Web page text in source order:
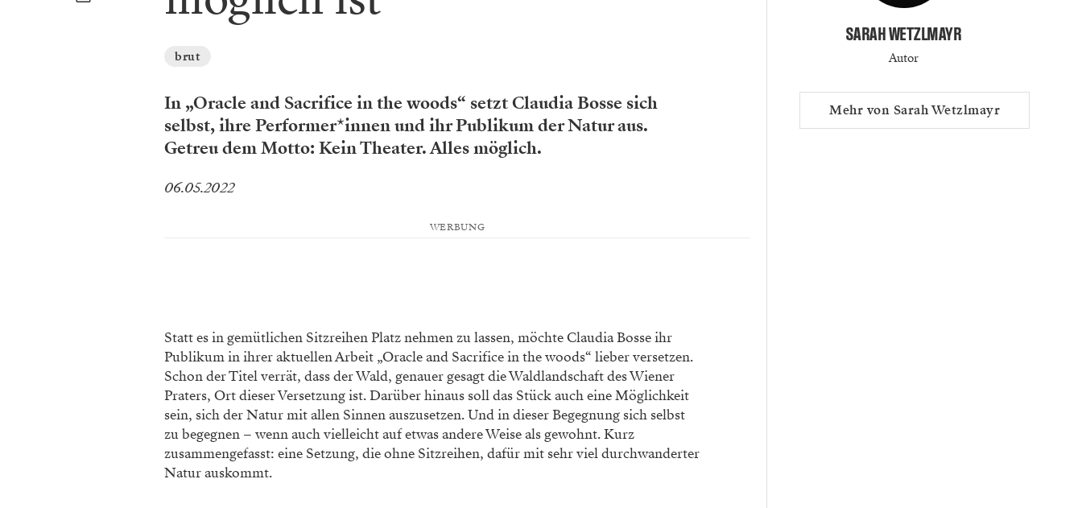
brut
In „Oracle and Sacrifice in the woods“ setzt Claudia Bosse sich
selbst, ihre Performer*innen und ihr Publikum der Natur aus.
Getreu dem Motto: Kein Theater. Alles möglich.
06.05.2022
WERBUNG
Statt es in gemütlichen Sitzreihen Platz nehmen zu lassen, möchte Claudia Bosse ihr
Publikum in ihrer aktuellen Arbeit „Oracle and Sacrifice in the woods“ lieber versetzen.
Schon der Titel verrät, dass der Wald, genauer gesagt die Waldlandschaft des Wiener
Praters, Ort dieser Versetzung ist. Darüber hinaus soll das Stück auch eine Möglichkeit
sein, sich der Natur mit allen Sinnen auszusetzen. Und in dieser Begegnung sich selbst
zu begegnen – wenn auch vielleicht auf etwas andere Weise als gewohnt. Kurz
zusammengefasst: eine Setzung, die ohne Sitzreihen, dafür mit sehr viel durchwanderter
Natur auskommt.
SARAH WETZLMAYR
Autor
Mehr von Sarah Wetzlmayr